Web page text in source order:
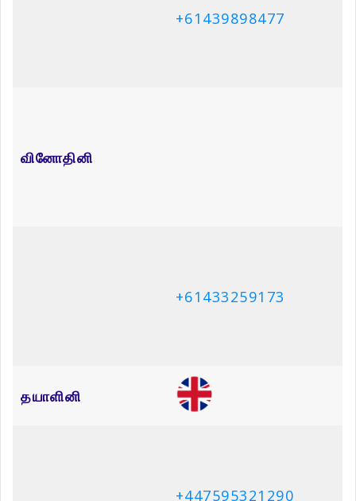
+447595321290
ஜெகேந்திரன்